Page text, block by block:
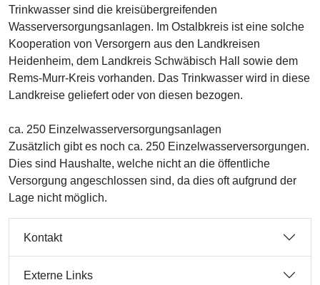
Trinkwasser sind die kreisübergreifenden
Wasserversorgungsanlagen. Im Ostalbkreis ist eine solche
Kooperation von Versorgern aus den Landkreisen
Heidenheim, dem Landkreis Schwäbisch Hall sowie dem
Rems-Murr-Kreis vorhanden. Das Trinkwasser wird in diese
Landkreise geliefert oder von diesen bezogen.
ca. 250 Einzelwasserversorgungsanlagen
Zusätzlich gibt es noch ca. 250 Einzelwasserversorgungen.
Dies sind Haushalte, welche nicht an die öffentliche
Versorgung angeschlossen sind, da dies oft aufgrund der
Lage nicht möglich.
Kontakt
Externe Links